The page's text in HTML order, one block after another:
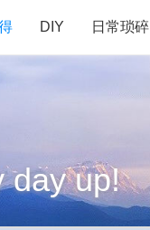
DIY 日常琐碎
day up!